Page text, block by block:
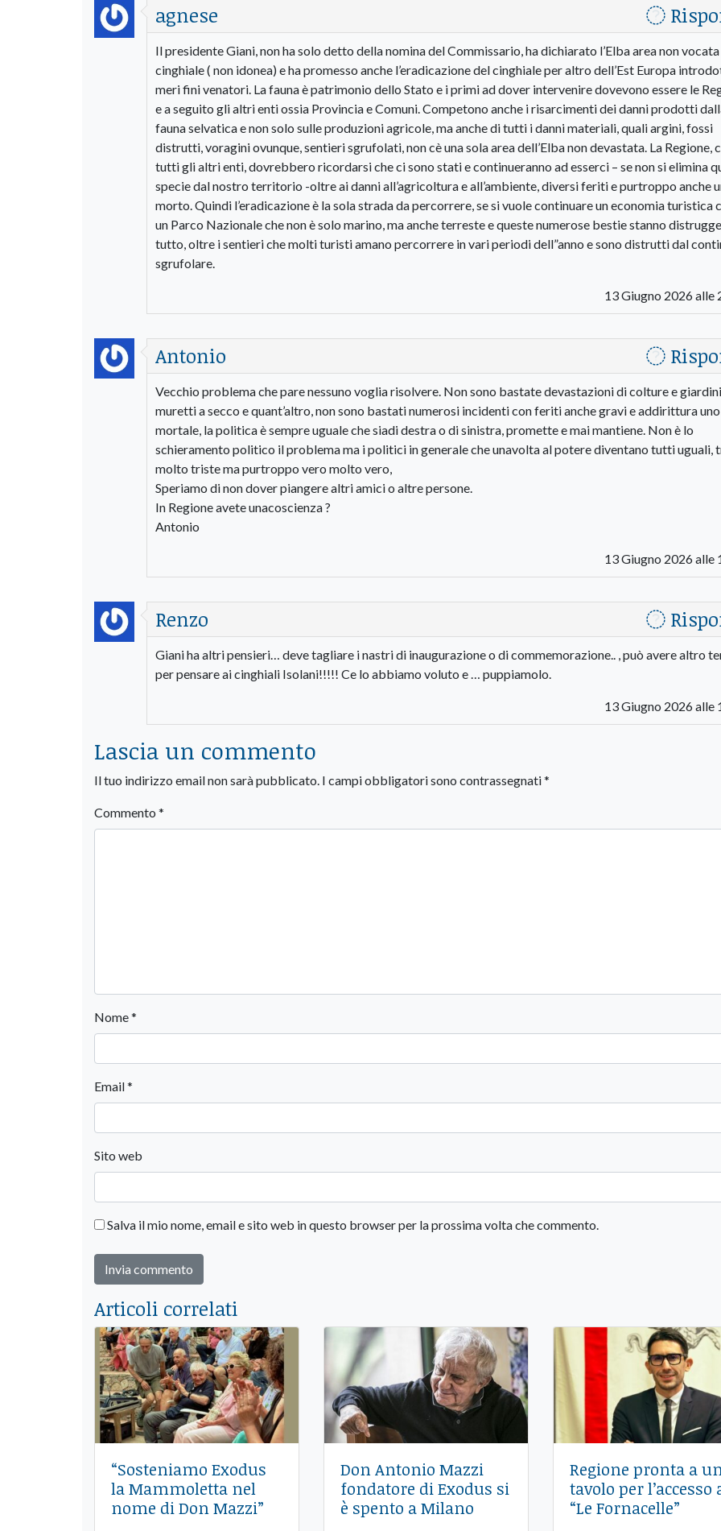
agnese
Il presidente Giani, non ha solo detto della nomina del Commissario, ha dichiarato l’Elba area non
cinghiale ( non idonea) e ha promesso anche l’eradicazione del cinghiale per altro dell’Est Europa
meri fini venatori. La fauna è patrimonio dello Stato e i primi ad dover intervenire dovevono essere le
e a seguito gli altri enti ossia Provincia e Comuni. Competono anche i risarcimenti dei danni prodotti
fauna selvatica e non solo sulle produzioni agricole, ma anche di tutti i danni materiali, quali argini, fossi
distrutti, voragini ovunque, sentieri sgrufolati, non cè una sola area dell’Elba non devastata. La Regione,
tutti gli altri enti, dovrebbero ricordarsi che ci sono stati e continueranno ad esserci – se non si elimina
specie dal nostro territorio -oltre ai danni all’agricoltura e all’ambiente, diversi feriti e purtroppo anche
morto. Quindi l’eradicazione è la sola strada da percorrere, se si vuole continuare un economia turistica
un Parco Nazionale che non è solo marino, ma anche terreste e queste numerose bestie stanno
tutto, oltre i sentieri che molti turisti amano percorrere in vari periodi dell”anno e sono distrutti dal
sgrufolare.
13 Giugno 2026 alle
Antonio
Vecchio problema che pare nessuno voglia risolvere. Non sono bastate devastazioni di colture e
muretti a secco e quant’altro, non sono bastati numerosi incidenti con feriti anche gravi e addirittura uno
mortale, la politica è sempre uguale che siadi destra o di sinistra, promette e mai mantiene. Non è lo
schieramento politico il problema ma i politici in generale che unavolta al potere diventano tutti uguali,
molto triste ma purtroppo vero molto vero,
Speriamo di non dover piangere altri amici o altre persone.
In Regione avete unacoscienza ?
Antonio
13 Giugno 2026 alle
Renzo
Giani ha altri pensieri… deve tagliare i nastri di inaugurazione o di commemorazione.. , può avere altro
per pensare ai cinghiali Isolani!!!!! Ce lo abbiamo voluto e … puppiamolo.
13 Giugno 2026 alle
Lascia un commento
Il tuo indirizzo email non sarà pubblicato. I campi obbligatori sono contrassegnati*
Commento *
Nome*
Email*
Sito web
Salva il mio nome, email e sito web in questo browser per la prossima volta che commento.
Articoli correlati
“Sosteniamo Exodus
la Mammoletta nel
nome di Don Mazzi”
Don Antonio Mazzi
fondatore di Exodus si
è spento a Milano
Regione pronta a
tavolo per l’accesso
“Le Fornacelle”